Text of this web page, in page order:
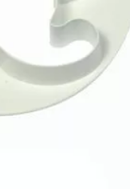
- 4,5+9,5cm,
metal fra PME Måler